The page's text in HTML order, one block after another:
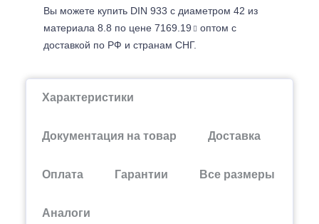
Вы можете купить DIN 933 с диаметром 42 из
материала 8.8 по цене 7169.19
оптом с
доставкой по РФ и странам СНГ.
Характеристики
Документация на товар Доставка
Оплата Гарантии Все размеры
Аналоги